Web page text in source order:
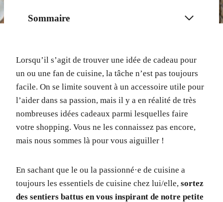
Sommaire
Lorsqu’il s’agit de trouver une idée de cadeau pour
un ou une fan de cuisine, la tâche n’est pas toujours
facile. On se limite souvent à un accessoire utile pour
l’aider dans sa passion, mais il y a en réalité de très
nombreuses idées cadeaux parmi lesquelles faire
votre shopping. Vous ne les connaissez pas encore,
mais nous sommes là pour vous aiguiller !
En sachant que le ou la passionné·e de cuisine a
toujours les essentiels de cuisine chez lui/elle, sortez
des sentiers battus en vous inspirant de notre petite